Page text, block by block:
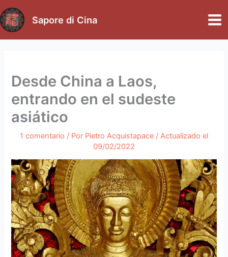
al
contenido
Sapore di Cina
Desde China a Laos,
entrando en el sudeste
asiático
1 comentario / Por Pietro Acquistapace / Actualizado el
09/02/2022